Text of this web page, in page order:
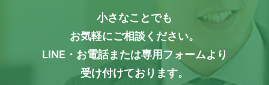
小さなことでも
お気軽にご相談ください。
LINE・お電話または専用フォームより
受け付けております。